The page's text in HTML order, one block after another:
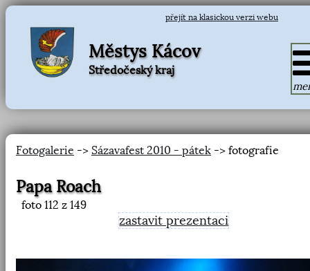
přejít na klasickou verzi webu
Městys Kácov
Středočeský kraj
Fotogalerie -> Sázavafest 2010 - pátek -> fotografie
Papa Roach
foto 112 z 149
zastavit prezentaci